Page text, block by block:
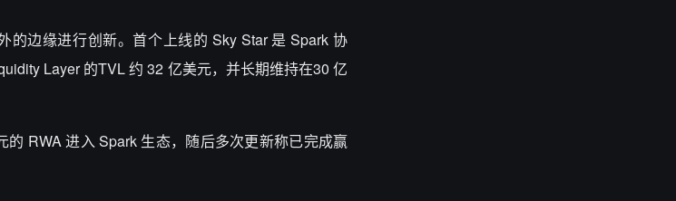
的边缘进行创新。首个上线的 Sky Star是 Spark协
Layer的TVL约 32 亿美元，并长期维持在30亿
的 RWA进入Spark 生态，随后多次更新称已完成赢